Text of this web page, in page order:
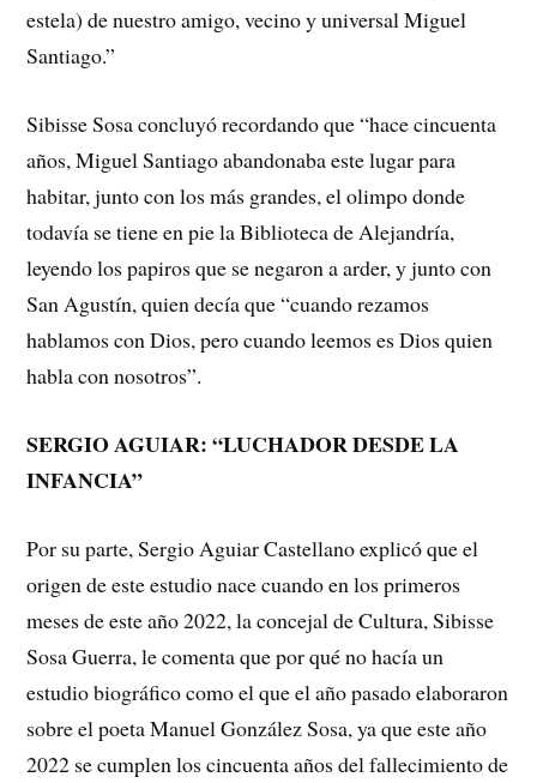
estela) de nuestro amigo, vecino y universal Miguel
Santiago.”
Sibisse Sosa concluyó recordando que “hace cincuenta
años, Miguel Santiago abandonaba este lugar para
habitar, junto con los más grandes, el olimpo donde
todavía se tiene en pie la Biblioteca de Alejandría,
leyendo los papiros que se negaron a arder, y junto con
San Agustín, quien decía que “cuando rezamos
hablamos con Dios, pero cuando leemos es Dios quien
habla con nosotros”.
SERGIO AGUIAR: “LUCHADOR DESDE LA
INFANCIA”
Por su parte, Sergio Aguiar Castellano explicó que el
origen de este estudio nace cuando en los primeros
meses de este año 2022, la concejal de Cultura, Sibisse
Sosa Guerra, le comenta que por qué no hacía un
estudio biográfico como el que el año pasado elaboraron
sobre el poeta Manuel González Sosa, ya que este año
2022 se cumplen los cincuenta años del fallecimiento de